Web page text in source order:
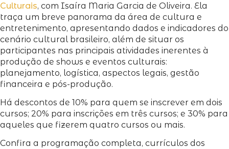
Culturais, com Isaíra Maria Garcia de Oliveira. Ela
traça um breve panorama da área de cultura e
entretenimento, apresentando dados e indicadores do
cenário cultural brasileiro, além de situar os
participantes nas principais atividades inerentes à
produção de shows e eventos culturais:
planejamento, logística, aspectos legais, gestão
financeira e pós-produção.
Há descontos de 10% para quem se inscrever em dois
cursos; 20% para inscrições em três cursos; e 30% para
aqueles que fizerem quatro cursos ou mais.
Confira a programação completa, currículos dos